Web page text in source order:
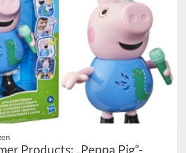
Products: „Peppa Pig“-